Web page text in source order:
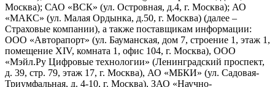
Москва); САО «ВСК» (ул. Островная, д.4, г. Москва); АО
«МАКС» (ул. Малая Ордынка, д.50, г. Москва) (далее –
Страховые компании), а также поставщикам информации:
ООО «Авторапорт» (ул. Бауманская, дом 7, строение 1, этаж 1,
помещение XIV, комната 1, офис 104, г. Москва), ООО
«Мэйл.Ру Цифровые технологии» (Ленинградский проспект,
д. 39, стр. 79, этаж 17, г. Москва), АО «МБКИ» (ул. Садовая-
Триумфальная, д. 4-10, г. Москва), ЗАО «Научно-